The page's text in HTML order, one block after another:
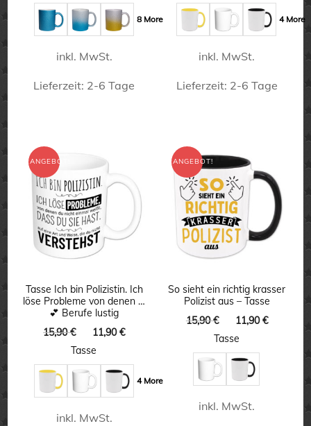
16,50 €
12,50 €.
8 More
inkl. MwSt.
Lieferzeit: 2-6 Tage
mehrere
Varianten
auf.
Die
Optionen
können
auf
der
Produktseite
gewählt
werden
15,90 €
11,90 €.
4 More
inkl. MwSt.
Lieferzeit: 2-6 Tage
weist
mehrere
Varianten
auf.
Die
Optionen
können
auf
der
Produktseite
gewählt
ANGEBOT!
Tasse Ich bin Polizistin. Ich
löse Probleme von denen …
💕 Berufe lustig
15,90€
Ursprünglicher
Preis
15,90 €
11,90€
11,90 €.
Tasse
4 More
inkl. MwSt.
ANGEBOT!
So sieht ein richtig krasser
Polizist aus – Tasse
15,90€
Ursprünglicher
Preis
15,90 €
11,90€
Tasse
inkl. MwSt.